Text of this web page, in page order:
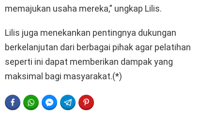
memajukan usaha mereka,” ungkap Lilis.
Lilis juga menekankan pentingnya dukungan
berkelanjutan dari berbagai pihak agar pelatihan
seperti ini dapat memberikan dampak yang
maksimal bagi masyarakat.(*)
FACEBOOKWHATSAPPFACEBOOK MESSENGER
TELEGRAM